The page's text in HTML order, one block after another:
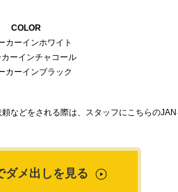
COLOR
カーインホワイト
ーインチャコール
カーインブラック
などをされる際は、スタッフにこちらのJAN
ダメ出しを見る